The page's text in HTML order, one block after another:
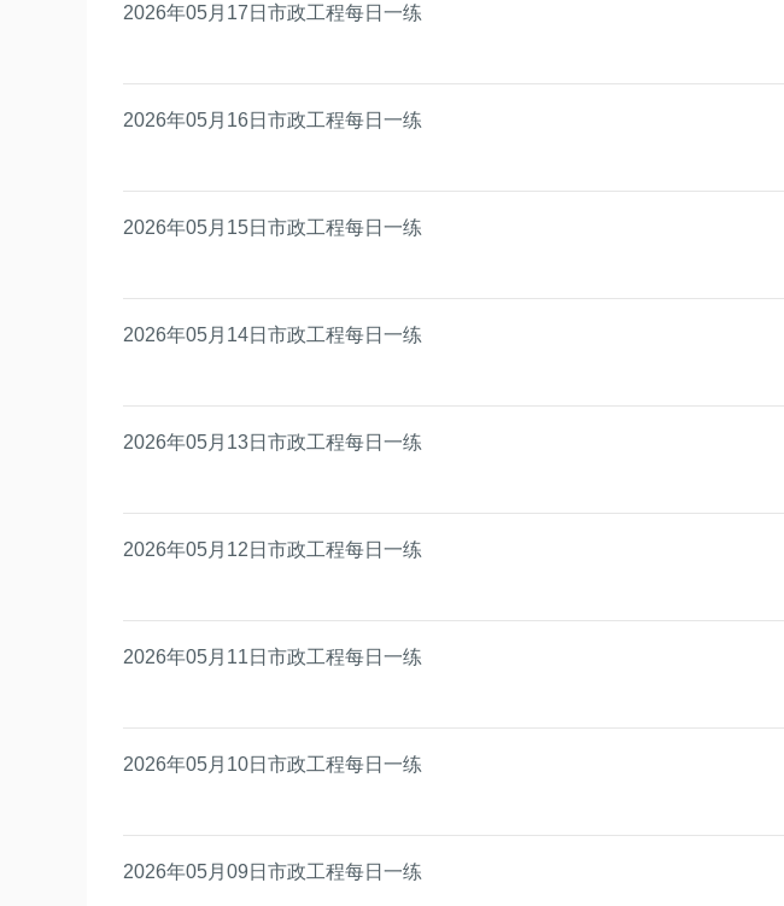
2026年05月17日市政工程每日一练
2026年05月16日市政工程每日一练
2026年05月15日市政工程每日一练
2026年05月14日市政工程每日一练
2026年05月13日市政工程每日一练
2026年05月12日市政工程每日一练
2026年05月11日市政工程每日一练
2026年05月10日市政工程每日一练
2026年05月09日市政工程每日一练